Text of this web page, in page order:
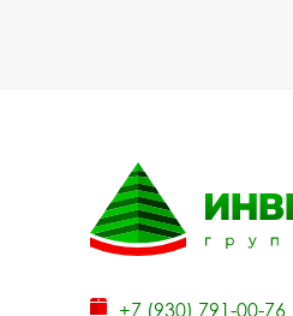
+7 (930) 791-00-76